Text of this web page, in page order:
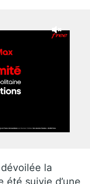
la
été suivie d’une